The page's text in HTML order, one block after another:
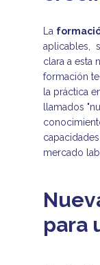
La
aplicables,
clara a esta
formación
la práctica
llamados
mercado
para